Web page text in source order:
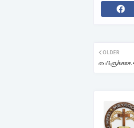
OLDER
பைபிளுக்காக